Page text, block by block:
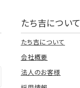
たち吉について
たち吉について
会社概要
法人のお客様